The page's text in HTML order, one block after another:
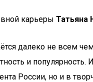
карьеры Татьяна
далеко не всем
и популярность.
России, но и в